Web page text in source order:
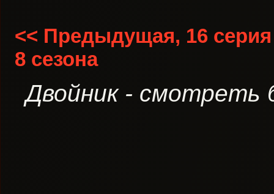
<< Предыдущая, 16 серия
8 сезона
Двойник - смотреть